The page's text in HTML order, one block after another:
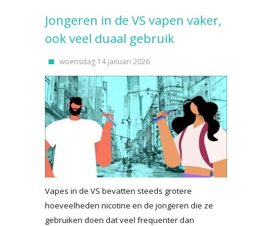
Jongeren in de VS vapen vaker,
ook veel duaal gebruik
woensdag 14 januari 2026
Vapes in de VS bevatten steeds grotere
hoeveelheden nicotine en de jongeren die ze
gebruiken doen dat veel frequenter dan